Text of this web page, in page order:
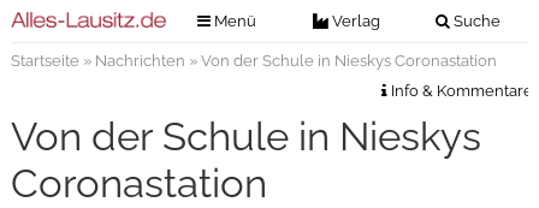
Menü Verlag Suche
Verlag
Kontakt
Impressum
Nachrichten
Veranstaltungstickets
Startseite» Nachrichten » Von der Schule in Nieskys Coronastation
Info & Kommentare
Von der Schule in Nieskys
Coronastation